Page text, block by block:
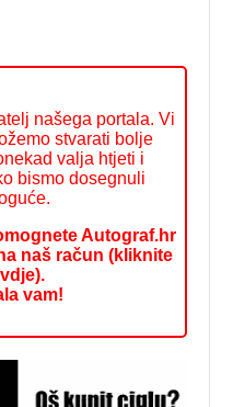
našega portala. Vi
stvarati bolje
valja htjeti i
bismo dosegnuli
Autograf.hr
naš račun (kliknite
vam!